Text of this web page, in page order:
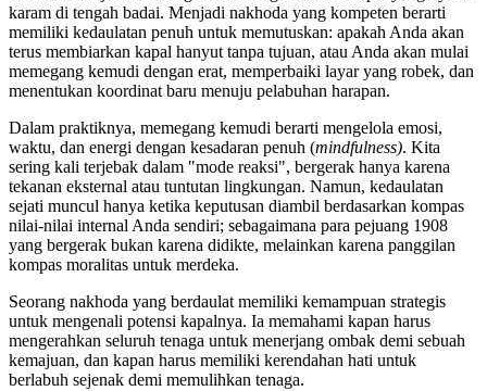
karam di tengah badai. Menjadi nakhoda yang kompeten berarti
memiliki kedaulatan penuh untuk memutuskan: apakah Anda akan
terus membiarkan kapal hanyut tanpa tujuan, atau Anda akan mulai
memegang kemudi dengan erat, memperbaiki layar yang robek, dan
menentukan koordinat baru menuju pelabuhan harapan.
Dalam praktiknya, memegang kemudi berarti mengelola emosi,
waktu, dan energi dengan kesadaran penuh (mindfulness). Kita
sering kali terjebak dalam "mode reaksi", bergerak hanya karena
tekanan eksternal atau tuntutan lingkungan. Namun, kedaulatan
sejati muncul hanya ketika keputusan diambil berdasarkan kompas
nilai-nilai internal Anda sendiri; sebagaimana para pejuang 1908
yang bergerak bukan karena didikte, melainkan karena panggilan
kompas moralitas untuk merdeka.
Seorang nakhoda yang berdaulat memiliki kemampuan strategis
untuk mengenali potensi kapalnya. Ia memahami kapan harus
mengerahkan seluruh tenaga untuk menerjang ombak demi sebuah
kemajuan, dan kapan harus memiliki kerendahan hati untuk
berlabuh sejenak demi memulihkan tenaga.